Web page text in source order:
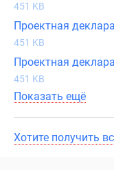
451 KB
Проектная
451 KB
Проектная
451 KB
Показать ещё
Хотите получить